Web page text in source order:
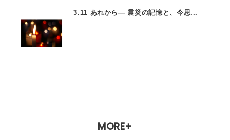
3.11 あれから— 震災の記憶と、今思...
MORE+